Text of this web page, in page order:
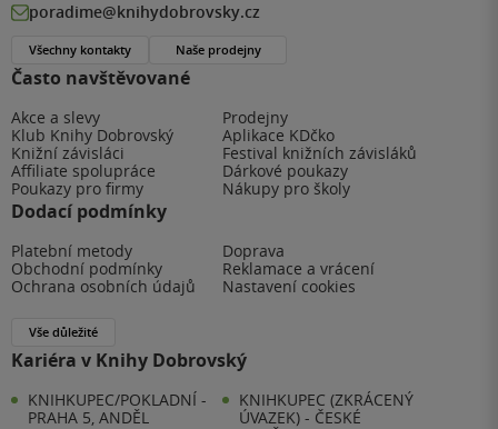
Často navštěvované
Akce a slevy
Prodejny
Klub Knihy Dobrovský
Aplikace KDčko
Knižní závisláci
Festival knižních závisláků
Affiliate spolupráce
Dárkové poukazy
Poukazy pro firmy
Nákupy pro školy
Dodací podmínky
Platební metody
Doprava
Obchodní podmínky
Reklamace a vrácení
Ochrana osobních údajů
Nastavení cookies
Vše důležité
Kariéra v Knihy Dobrovský
KNIHKUPEC/POKLADNÍ -
PRAHA 5, ANDĚL
KNIHKUPEC (ZKRÁCENÝ
ÚVAZEK) - ČESKÉ
poradime@knihydobrovsky.cz
Všechny kontakty Naše prodejny